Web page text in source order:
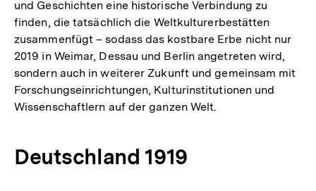
und Geschichten eine historische Verbindung zu
finden, die tatsächlich die Weltkulturerbestätten
zusammenfügt – sodass das kostbare Erbe nicht nur
2019 in Weimar, Dessau und Berlin angetreten wird,
sondern auch in weiterer Zukunft und gemeinsam mit
Forschungseinrichtungen, Kulturinstitutionen und
Wissenschaftlern auf der ganzen Welt.
Deutschland 1919